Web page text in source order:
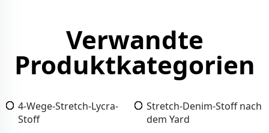
Verwandte
Produktkategorien
4-Wege-Stretch-Lycra-
Stoff
Stretch-Denim-Stoff nach
dem Yard